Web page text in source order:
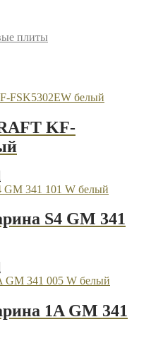
плиты
KF-
S4 GM 341
1A GM 341